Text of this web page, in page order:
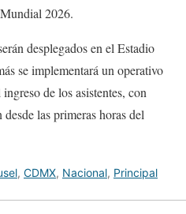
2026.
desplegados en el Estadio
se implementará un operativo
de los asistentes, con
las primeras horas del
, CDMX, Nacional, Principal